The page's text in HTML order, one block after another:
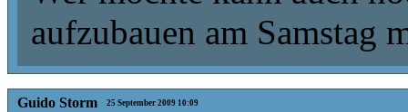
aufzubauen am Samstag
Guido Storm 25 September 2009 10:09